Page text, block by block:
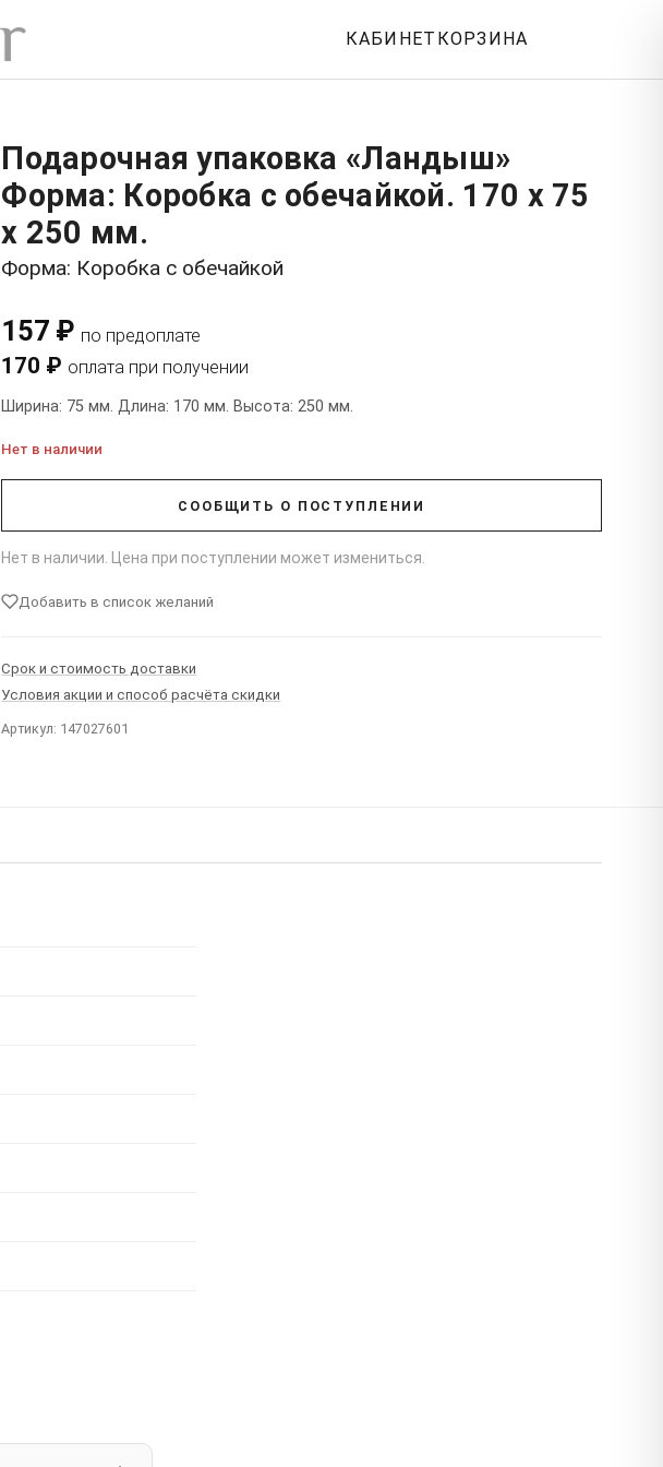
КАБИНЕТ КОРЗИНА
Подарочная упаковка «Ландыш»
Форма: Коробка с обечайкой. 170 x 75
x 250 мм.
Форма: Коробка с обечайкой
157 ₽ по предоплате
170 ₽ оплата при получении
Ширина: 75 мм. Длина: 170 мм. Высота: 250 мм.
Нет в наличии
СООБЩИТЬ О ПОСТУПЛЕНИИ
Нет в наличии. Цена при поступлении может измениться.
Добавить в список желаний
Срок и стоимость доставки
Условия акции и способ расчёта скидки
Артикул: 147027601